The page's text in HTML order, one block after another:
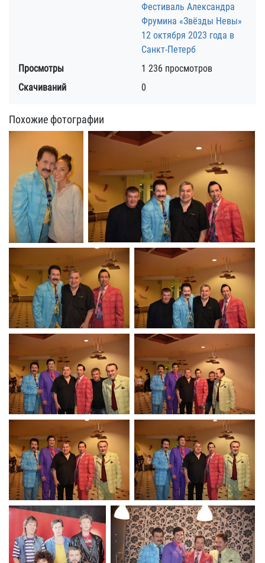
Фестиваль Александра
Фрумина «Звёзды Невы»
12 октября 2023 года в
Санкт-Петерб
Просмотры
1 236 просмотров
Скачиваний
0
Похожие фотографии